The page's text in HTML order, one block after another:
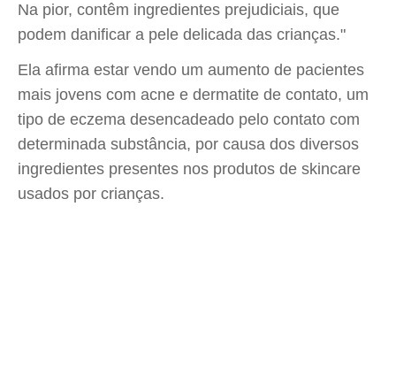
Na pior, contêm ingredientes prejudiciais, que
podem danificar a pele delicada das crianças."
Ela afirma estar vendo um aumento de pacientes
mais jovens com acne e dermatite de contato, um
tipo de eczema desencadeado pelo contato com
determinada substância, por causa dos diversos
ingredientes presentes nos produtos de skincare
usados por crianças.